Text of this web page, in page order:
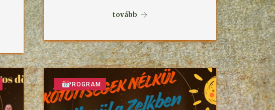
tovább
PROGRAM